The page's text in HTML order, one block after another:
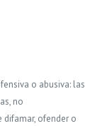
o abusiva: las
no
ofender o